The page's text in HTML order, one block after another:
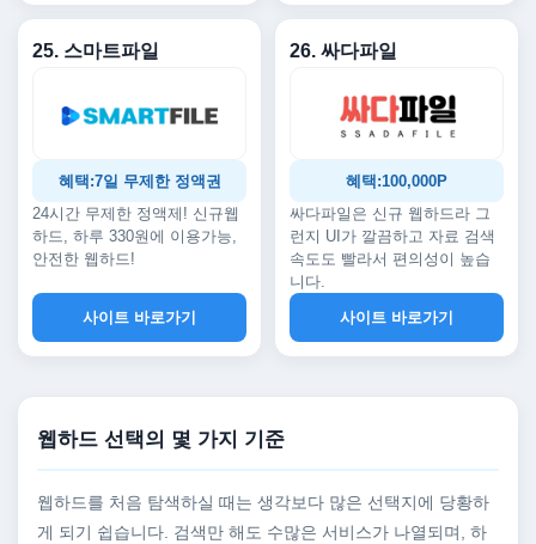
25. 스마트파일
혜택:7일 무제한 정액권
24시간 무제한 정액제! 신규웹
하드, 하루 330원에 이용가능,
안전한 웹하드!
사이트 바로가기
26. 싸다파일
혜택:100,000P
싸다파일은 신규 웹하드라 그
런지 UI가 깔끔하고 자료 검색
속도도 빨라서 편의성이 높습
니다.
사이트 바로가기
웹하드 선택의 몇 가지 기준
웹하드를 처음 탐색하실 때는 생각보다 많은 선택지에 당황하
게 되기 쉽습니다. 검색만 해도 수많은 서비스가 나열되며, 하